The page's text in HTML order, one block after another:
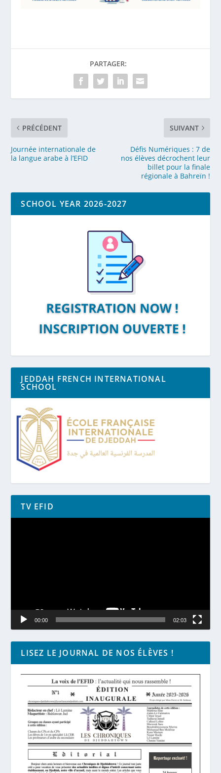
PARTAGER:
PRÉCÉDENT
Journée internationale de
la langue arabe à l’EFID
SUIVANT
Défis Numériques : 7 de
nos élèves décrochent leur
billet pour la finale
régionale à Bahreïn !
SCHOOL YEAR 2026-2027
JEDDAH FRENCH INTERNATIONAL
SCHOOL
TV EFID
Lecteur
00:00 02:03
LISEZ LE JOURNAL DE NOS ÉLÈVES !